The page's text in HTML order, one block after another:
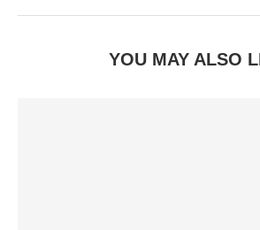
YOU MAY ALSO